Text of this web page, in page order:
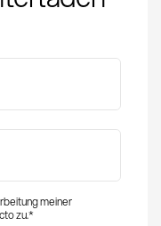
im
meiner
zu.*